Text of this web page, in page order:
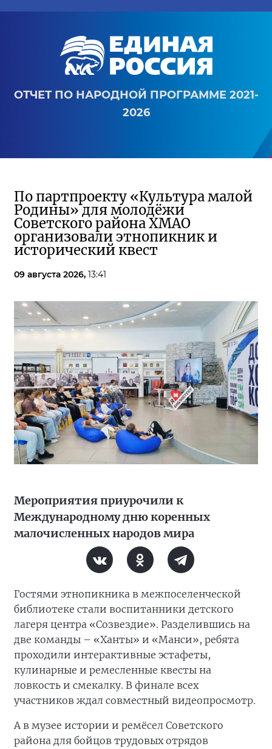
ОТЧЕТ ПО НАРОДНОЙ ПРОГРАММЕ 2021-
2026
По партпроекту «Культура малой
Родины» для молодёжи
Советского района ХМАО
организовали этнопикник и
исторический квест
09 августа 2026, 13:41
Мероприятия приурочили к
Международному дню коренных
малочисленных народов мира
Гостями этнопикника в межпоселенческой
библиотеке стали воспитанники детского
лагеря центра «Созвездие». Разделившись на
две команды – «Ханты» и «Манси», ребята
проходили интерактивные эстафеты,
кулинарные и ремесленные квесты на
ловкость и смекалку. В финале всех
участников ждал совместный видеопросмотр.
А в музее истории и ремёсел Советского
района для бойцов трудовых отрядов